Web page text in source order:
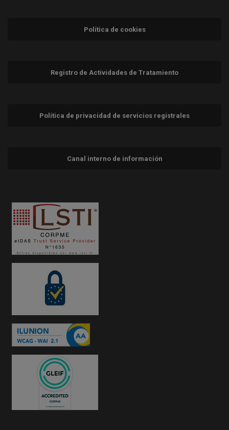
Política de cookies
Registro de Actividades de Tratamiento
Política de privacidad de servicios registrales
Canal interno de información